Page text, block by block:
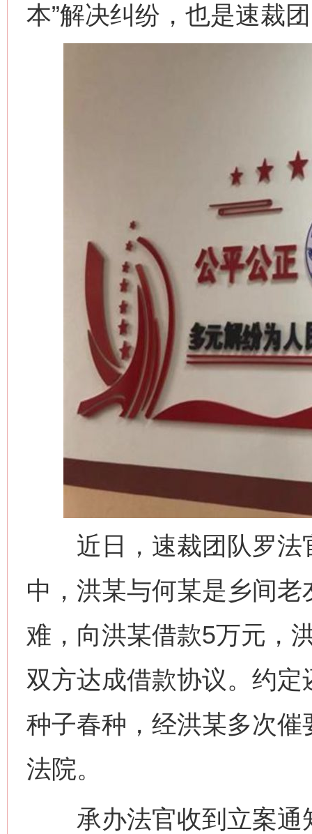
本”解决纠纷，也是速裁
近日，速裁团队罗法
中，洪某与何某是乡间
难，向洪某借款5万元，
双方达成借款协议。约
种子春种，经洪某多次
法院。
承办法官收到立案通